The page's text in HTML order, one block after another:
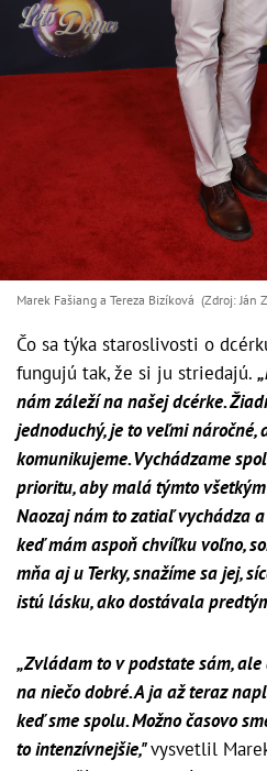
Marek Fašiang a Tereza Bizíková (Zdroj: Ján
Čo sa týka staroslivosti o
fungujú tak, že si ju striedajú.
nám záleží na našej dcérke.
jednoduchý, je to veľmi náročné,
komunikujeme. Vychádzame
prioritu, aby malá týmto
Naozaj nám to zatiaľ vychádza
keď mám aspoň chvíľku voľno,
mňa aj u Terky, snažíme sa jej,
istú lásku, ako dostávala
„Zvládam to v podstate sám,
na niečo dobré. A ja až teraz
keď sme spolu. Možno časovo
to intenzívnejšie,"vysvetlil